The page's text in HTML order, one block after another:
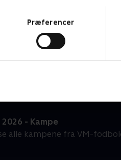
Præferencer
Kristoffer Olsson - min
2026 - Kampe
alle kampene fra VM-